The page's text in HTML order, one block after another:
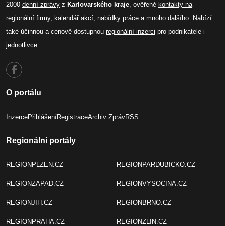
2000 denní zprávy z Karlovarského kraje, ověřené kontakty na
regionální firmy, kalendář akcí, nabídky práce a mnoho dalšího. Nabízí
také účinnou a cenově dostupnou regionální inzerci pro podnikatele i
jednotlivce.
O portálu
InzercePřihlášeníRegistraceArchiv ZprávRSS
Regionální portály
REGIONPLZEN.CZ
REGIONZAPAD.CZ
REGIONJIH.CZ
REGIONPRAHA.CZ
REGIONPARDUBICKO.CZ
REGIONVYSOCINA.CZ
REGIONBRNO.CZ
REGIONZLIN.CZ